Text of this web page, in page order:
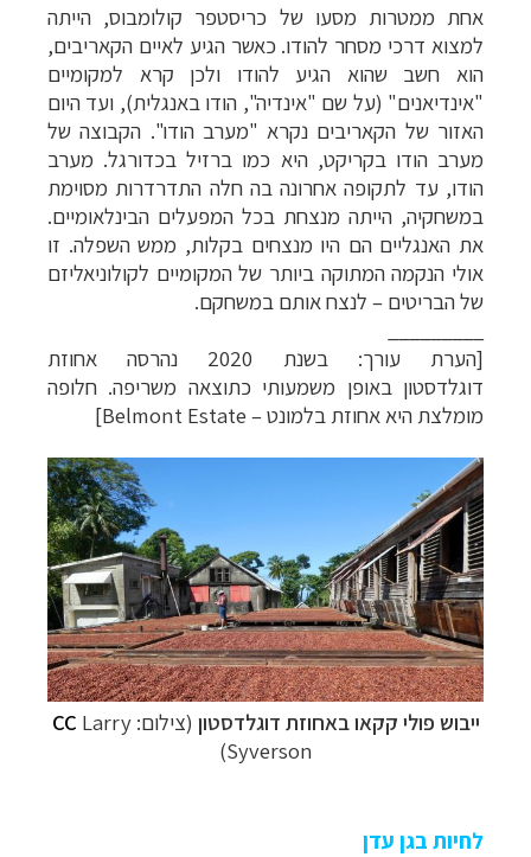
אחת ממטרות מסעו של כריסטפר קולומבוס, הייתה
למצוא דרכי מסחר להודו. כאשר הגיע לאיים הקאריבים,
הוא חשב שהוא הגיע להודו ולכן קרא למקומיים
"אינדיאנים" (על שם "אינדיה", הודו באנגלית), ועד היום
האזור של הקאריבים נקרא "מערב הודו". הקבוצה של
מערב הודו בקריקט, היא כמו ברזיל בכדורגל. מערב
הודו, עד לתקופה אחרונה בה חלה התדרדרות מסוימת
במשחקיה, הייתה מנצחת בכל המפעלים הבינלאומיים.
את האנגליים הם היו מנצחים בקלות, ממש השפלה. זו
אולי הנקמה המתוקה ביותר של המקומיים לקולוניאליזם
של הבריטים – לנצח אותם במשחקם.
[הערת עורך: בשנת 2020 נהרסה
אחוזת
דוגלדסטון באופן משמעותי כתוצאה משריפה. חלופה
מומלצת היא אחוזת בלמונט–
ייבוש פולי קקאו באחוזת דוגלדסטון (צילום: CC Larry
Syverson)
לחיות בגן עדן